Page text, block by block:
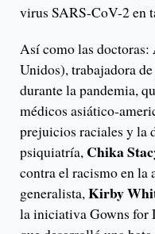
virus SARS-CoV-2 en
Así como las doctoras:
Unidos), trabajadora
durante la pandemia,
médicos asiático-
prejuicios raciales y la
psiquiatría, Chika
contra el racismo en la
generalista,Kirby
la iniciativa Gowns for